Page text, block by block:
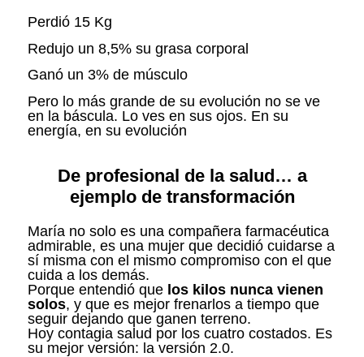
Perdió 15 Kg
Redujo un 8,5% su grasa corporal
Ganó un 3% de músculo
Pero lo más grande de su evolución no se ve
en la báscula. Lo ves en sus ojos. En su
energía, en su evolución
De profesional de la salud… a
ejemplo de transformación
María no solo es una compañera farmacéutica
admirable, es una mujer que decidió cuidarse a
sí misma con el mismo compromiso con el que
cuida a los demás.
Porque entendió que los kilos nunca vienen
solos, y que es mejor frenarlos a tiempo que
seguir dejando que ganen terreno.
Hoy contagia salud por los cuatro costados. Es
su mejor versión: la versión 2.0.